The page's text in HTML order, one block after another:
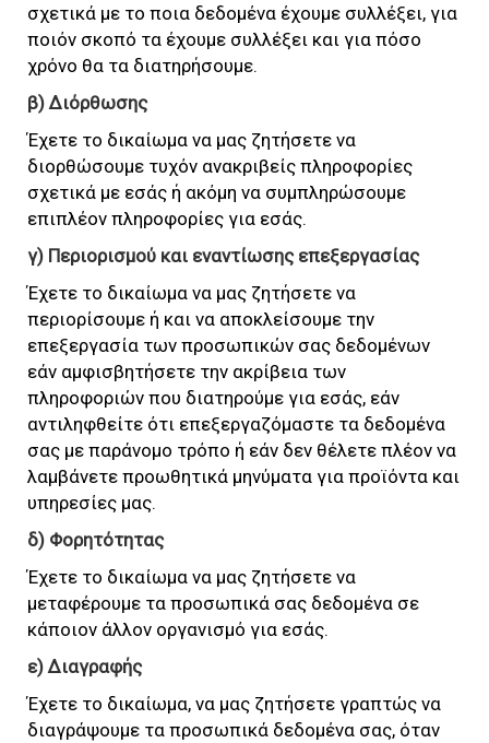
σχετικά με το ποια δεδομένα έχουμε συλλέξει, για
ποιόν σκοπό τα έχουμε συλλέξει και για πόσο
χρόνο θα τα διατηρήσουμε.
β) Διόρθωσης
Έχετε το δικαίωμα να μας ζητήσετε να
διορθώσουμε τυχόν ανακριβείς πληροφορίες
σχετικά με εσάς ή ακόμη να συμπληρώσουμε
επιπλέον πληροφορίες για εσάς.
γ) Περιορισμού και εναντίωσης επεξεργασίας
Έχετε το δικαίωμα να μας ζητήσετε να
περιορίσουμε ή και να αποκλείσουμε την
επεξεργασία των προσωπικών σας δεδομένων
εάν αμφισβητήσετε την ακρίβεια των
πληροφοριών που διατηρούμε για εσάς, εάν
αντιληφθείτε ότι επεξεργαζόμαστε τα δεδομένα
σας με παράνομο τρόπο ή εάν δεν θέλετε πλέον να
λαμβάνετε προωθητικά μηνύματα για προϊόντα και
υπηρεσίες μας.
δ) Φορητότητας
Έχετε το δικαίωμα να μας ζητήσετε να
μεταφέρουμε τα προσωπικά σας δεδομένα σε
κάποιον άλλον οργανισμό για εσάς.
ε) Διαγραφής
Έχετε το δικαίωμα, να μας ζητήσετε γραπτώς να
διαγράψουμε τα προσωπικά δεδομένα σας, όταν